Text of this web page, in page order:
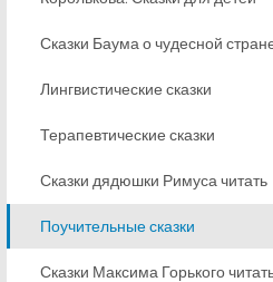
Сказки Баума о чудесной
Лингвистические сказки
Терапевтические сказки
Сказки дядюшки Римуса читать
Поучительные сказки
Сказки Максима Горького